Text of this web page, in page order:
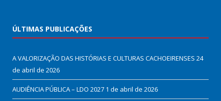
ÚLTIMAS PUBLICAÇÕES
A VALORIZAÇÃO DAS HISTÓRIAS E CULTURAS CACHOEIRENSES 24
de abril de 2026
AUDIÊNCIA PÚBLICA – LDO 2027 1 de abril de 2026